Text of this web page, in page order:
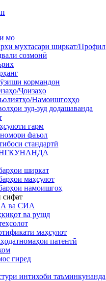
мо
мухтасари ширкат/Профил
созмонӣ
кормандон
Ҷоизаҳо
Намоишгоҳҳо
зуд-зуд додашаванда
гарм
фаъол
стандартӣ
ширкат
маҳсулот
намоишгоҳ
сифат
ва СИА
ва рушд
маҳсулот
патентӣ
гиред
интихоби таъминкунанда